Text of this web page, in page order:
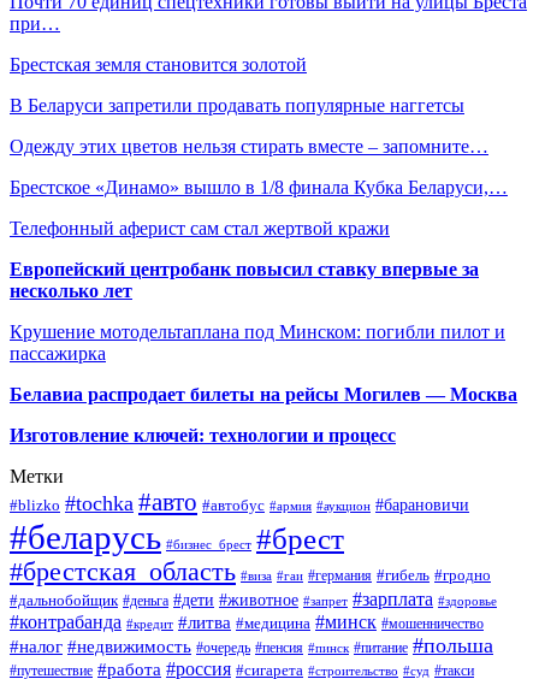
при…
Брестская земля становится золотой
В Беларуси запретили продавать популярные наггетсы
Одежду этих цветов нельзя стирать вместе – запомните…
Брестское «Динамо» вышло в 1/8 финала Кубка Беларуси,…
Телефонный аферист сам стал жертвой кражи
Европейский центробанк повысил ставку впервые за
несколько лет
Крушение мотодельтаплана под Минском: погибли пилот и
пассажирка
Белавиа распродает билеты на рейсы Могилев — Москва
Изготовление ключей: технологии и процесс
Метки
#blizko #tochka #авто #автобус #армия #аукцион #барановичи
#беларусь #бизнес_брест #брест
#брестская_область #виза #гаи #германия #гибель #гродно
#дальнобойщик #деньга #дети #животное #запрет #зарплата #здоровье
#контрабанда #кредит #литва #медицина #минск #мошенничество
#налог #недвижимость #очередь #пенсия #пинск #питание #польша
#путешествие #работа #россия #сигарета #строительство #суд #такси